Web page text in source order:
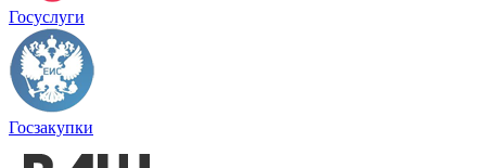
Госуслуги
Госзакупки